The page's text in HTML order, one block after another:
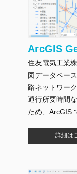
ArcGIS
住友電気工業
図データベー
路ネットワー
通行所要時間
ため、ArcGIS
詳細は